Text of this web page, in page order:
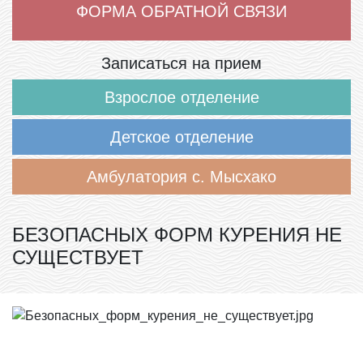
ФОРМА ОБРАТНОЙ СВЯЗИ
Записаться на прием
Взрослое отделение
Детское отделение
Амбулатория с. Мысхако
БЕЗОПАСНЫХ ФОРМ КУРЕНИЯ НЕ
СУЩЕСТВУЕТ